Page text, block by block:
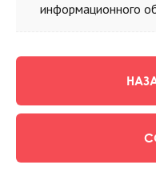
информационного